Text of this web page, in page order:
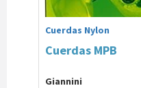
Cuerdas Nylon
Cuerdas MPB
Giannini